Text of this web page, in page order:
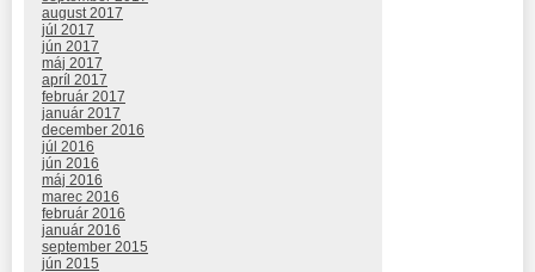
august 2017
júl 2017
jún 2017
máj 2017
apríl 2017
február 2017
január 2017
december 2016
júl 2016
jún 2016
máj 2016
marec 2016
február 2016
január 2016
september 2015
jún 2015